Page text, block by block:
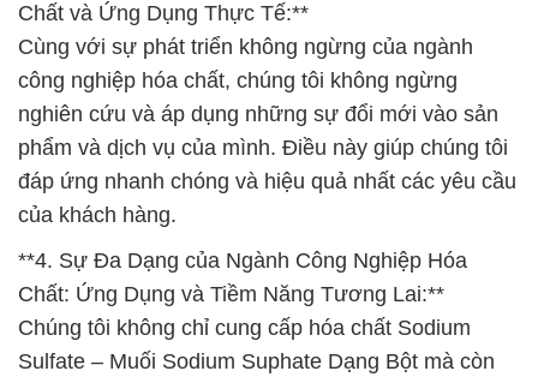
Chất và Ứng Dụng Thực Tế:**
Cùng với sự phát triển không ngừng của ngành
công nghiệp hóa chất, chúng tôi không ngừng
nghiên cứu và áp dụng những sự đổi mới vào sản
phẩm và dịch vụ của mình. Điều này giúp chúng tôi
đáp ứng nhanh chóng và hiệu quả nhất các yêu cầu
của khách hàng.
**4. Sự Đa Dạng của Ngành Công Nghiệp Hóa
Chất: Ứng Dụng và Tiềm Năng Tương Lai:**
Chúng tôi không chỉ cung cấp hóa chất Sodium
Sulfate – Muối Sodium Suphate Dạng Bột mà còn